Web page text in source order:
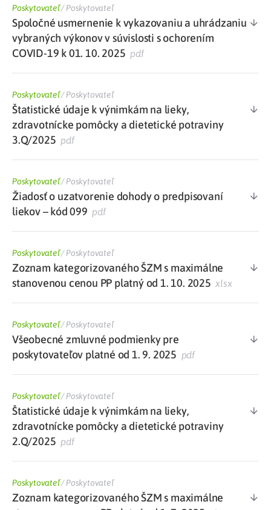
Poskytovateľ/Poskytovateľ
Spoločné usmernenie k vykazovaniu a uhrádzaniu
vybraných výkonov v súvislosti s ochorením
COVID-19 k 01. 10. 2025 pdf
Poskytovateľ/Poskytovateľ
Štatistické údaje k výnimkám na lieky,
zdravotnícke pomôcky a dietetické potraviny
3.Q/2025 pdf
Poskytovateľ/Poskytovateľ
Žiadosť o uzatvorenie dohody o predpisovaní
liekov – kód 099 pdf
Poskytovateľ/Poskytovateľ
Zoznam kategorizovaného ŠZM s maximálne
stanovenou cenou PP platný od 1. 10. 2025 xlsx
Poskytovateľ/Poskytovateľ
Všeobecné zmluvné podmienky pre
poskytovateľov platné od 1. 9. 2025 pdf
Poskytovateľ/Poskytovateľ
Štatistické údaje k výnimkám na lieky,
zdravotnícke pomôcky a dietetické potraviny
2.Q/2025 pdf
Poskytovateľ/Poskytovateľ
Zoznam kategorizovaného ŠZM s maximálne